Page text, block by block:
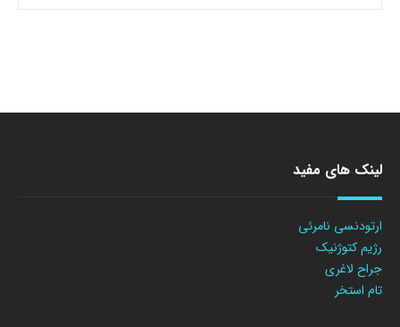
لینک های مفید
ارتودنسی نامرئی
رژیم کتوژنیک
جراح لاغری
تام استخر